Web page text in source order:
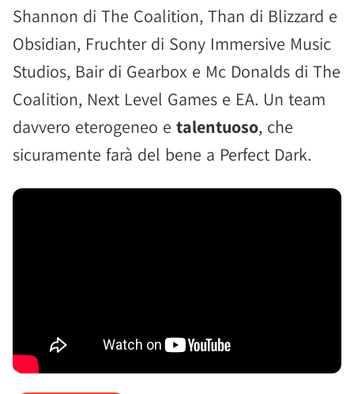
Shannon di The Coalition, Than di Blizzard e
Obsidian, Fruchter di Sony Immersive Music
Studios, Bair di Gearbox e Mc Donalds di The
Coalition, Next Level Games e EA. Un team
davvero eterogeneo e talentuoso, che
sicuramente farà del bene a Perfect Dark.